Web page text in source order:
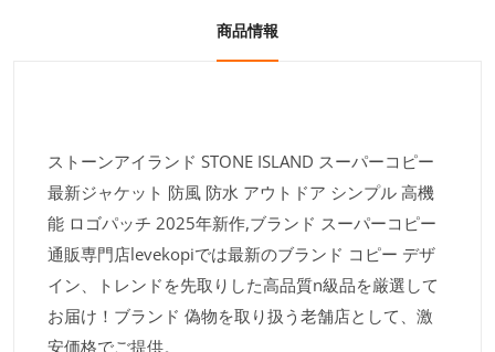
商品情報
ストーンアイランド STONE ISLAND スーパーコピー
最新ジャケット 防風 防水 アウトドア シンプル 高機
能 ロゴパッチ 2025年新作,ブランド スーパーコピー
通販専門店levekopiでは最新のブランド コピー デザ
イン、トレンドを先取りした高品質n級品を厳選して
お届け！ブランド 偽物を取り扱う老舗店として、激
安価格でご提供。